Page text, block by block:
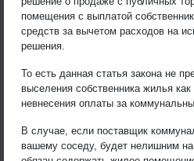
помещения с выплатой
средств за вычетом расходов на
решения.
То есть данная статья закона не
выселения собственника жилья
невнесения оплаты за
В случае, если поставщик
вашему соседу, будет нелишним